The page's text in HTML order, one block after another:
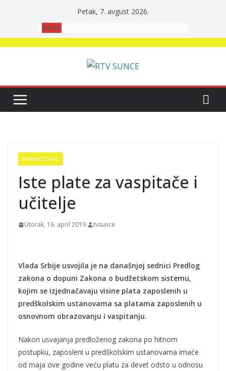
Petak, 7. avgust 2026.
Vesti:
ARANĐELOVAC
Iste plate za vaspitače i
učitelje
Utorak, 16. april 2019. tvsunce
Vlada Srbije usvojila je na današnjoj sednici Predlog
zakona o dopuni Zakona o budžetskom sistemu,
kojim se izjednačavaju visine plata zaposlenih u
predškolskim ustanovama sa platama zaposlenih u
osnovnom obrazovanju i vaspitanju.
Nakon usvajanja predloženog zakona po hitnom
postupku, zaposleni u predškolskim ustanovama imaće
od maja ove godine veću platu za devet odsto u odnosu